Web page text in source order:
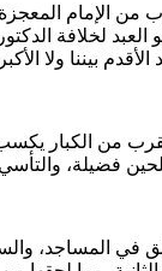
من الإمام
لخلافة
من الكبار
في المساجد،